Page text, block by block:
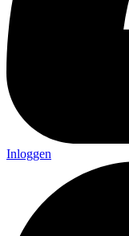
Inloggen